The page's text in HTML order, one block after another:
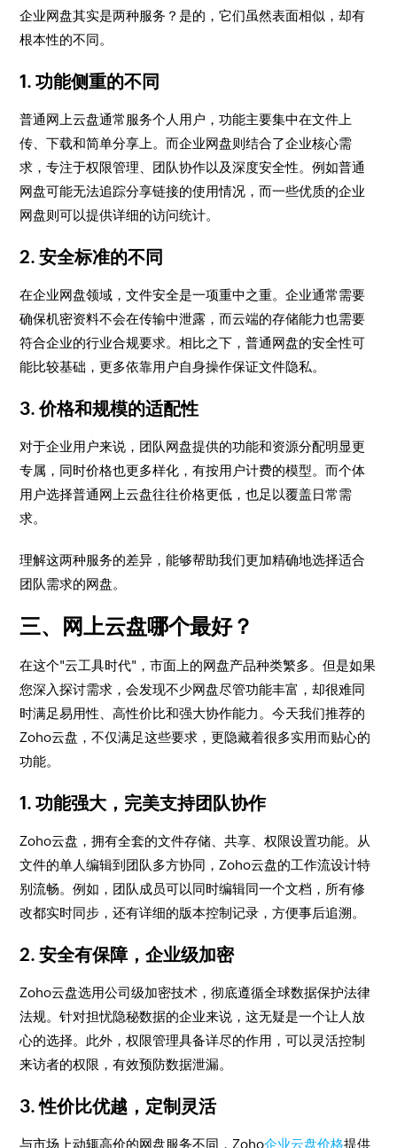
企业网盘其实是两种服务？是的，它们虽然表面相似，却有
根本性的不同。
1. 功能侧重的不同
普通网上云盘通常服务个人用户，功能主要集中在文件上
传、下载和简单分享上。而企业网盘则结合了企业核心需
求，专注于权限管理、团队协作以及深度安全性。例如普通
网盘可能无法追踪分享链接的使用情况，而一些优质的企业
网盘则可以提供详细的访问统计。
2. 安全标准的不同
在企业网盘领域，文件安全是一项重中之重。企业通常需要
确保机密资料不会在传输中泄露，而云端的存储能力也需要
符合企业的行业合规要求。相比之下，普通网盘的安全性可
能比较基础，更多依靠用户自身操作保证文件隐私。
3. 价格和规模的适配性
对于企业用户来说，团队网盘提供的功能和资源分配明显更
专属，同时价格也更多样化，有按用户计费的模型。而个体
用户选择普通网上云盘往往价格更低，也足以覆盖日常需
求。
理解这两种服务的差异，能够帮助我们更加精确地选择适合
团队需求的网盘。
三、网上云盘哪个最好？
在这个"云工具时代"，市面上的网盘产品种类繁多。但是如果
您深入探讨需求，会发现不少网盘尽管功能丰富，却很难同
时满足易用性、高性价比和强大协作能力。今天我们推荐的
Zoho云盘，不仅满足这些要求，更隐藏着很多实用而贴心的
功能。
1. 功能强大，完美支持团队协作
Zoho云盘，拥有全套的文件存储、共享、权限设置功能。从
文件的单人编辑到团队多方协同，Zoho云盘的工作流设计特
别流畅。例如，团队成员可以同时编辑同一个文档，所有修
改都实时同步，还有详细的版本控制记录，方便事后追溯。
2. 安全有保障，企业级加密
Zoho云盘选用公司级加密技术，彻底遵循全球数据保护法律
法规。针对担忧隐秘数据的企业来说，这无疑是一个让人放
心的选择。此外，权限管理具备详尽的作用，可以灵活控制
来访者的权限，有效预防数据泄漏。
3. 性价比优越，定制灵活
与市场上动辄高价的网盘服务不同，Zoho企业云盘价格提供